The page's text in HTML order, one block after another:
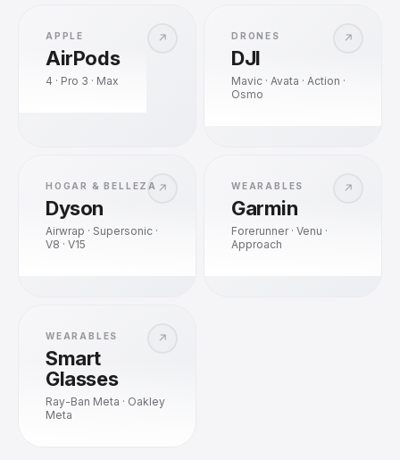
↗
APPLE
AirPods
4 · Pro 3 · Max
↗
DRONES
DJI
Mavic · Avata · Action ·
Osmo
↗
HOGAR & BELLEZA
Dyson
Airwrap · Supersonic ·
V8 · V15
↗
WEARABLES
Garmin
Forerunner · Venu ·
Approach
↗
WEARABLES
Smart
Glasses
Ray-Ban Meta · Oakley
Meta